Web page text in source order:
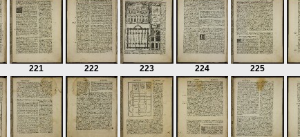
221 222 223 224 225